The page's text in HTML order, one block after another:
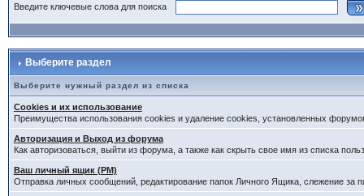
Введите ключевые слова для поиска
Выберите раздел
Выберите нужный раздел из списка
Cookies и их использование
Преимущества использования cookies и удаление cookies, установленных
Авторизация и Выход из форума
Как авторизоваться, выйти из форума, а также как скрыть свое имя из списка
Ваш личный ящик (PM)
Отправка личных сообщений, редактирование папок Личного Ящика, слежение за